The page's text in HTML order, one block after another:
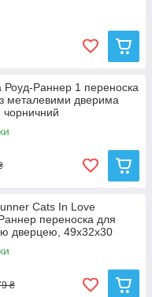
Раннер 1 переноска
з металевими дверима
чорничний
Cats In Love
переноска для
дверцею, 49х32х30
₴